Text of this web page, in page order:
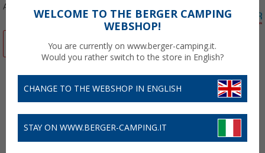
Articolo n: 339550
WELCOME TO THE BERGER CAMPING
WEBSHOP!
You are currently on www.berger-camping.it.
Would you rather switch to the store in English?
CHANGE TO THE WEBSHOP IN ENGLISH
STAY ON WWW.BERGER-CAMPING.IT